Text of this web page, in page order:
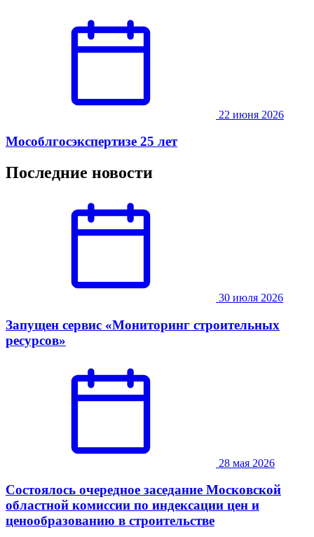
22 июня 2026
Мособлгосэкспертизе 25 лет
Последние новости
30 июля 2026
Запущен сервис «Мониторинг строительных
ресурсов»
28 мая 2026
Состоялось очередное заседание Московской
областной комиссии по индексации цен и
ценообразованию в строительстве